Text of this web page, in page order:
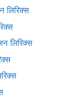
लिरिक्स
लिरिक्स